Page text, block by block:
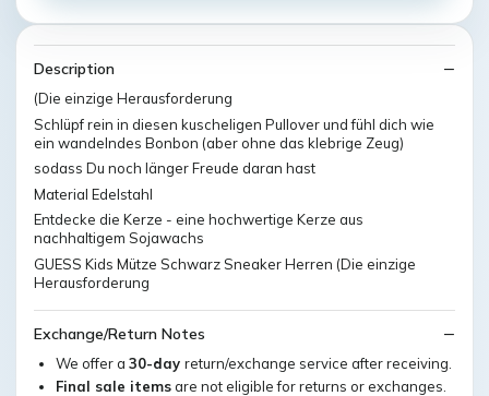
Description
(Die einzige Herausforderung
Schlüpf rein in diesen kuscheligen Pullover und fühl dich wie
ein wandelndes Bonbon (aber ohne das klebrige Zeug)
sodass Du noch länger Freude daran hast
Material Edelstahl
Entdecke die Kerze - eine hochwertige Kerze aus
nachhaltigem Sojawachs
GUESS Kids Mütze Schwarz Sneaker Herren (Die einzige
Herausforderung
Exchange/Return Notes
We offer a 30-day return/exchange service after receiving.
Final sale itemsare not eligible for returns or exchanges.